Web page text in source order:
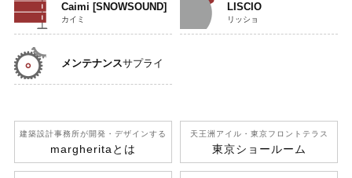
Caimi [SNOWSOUND]
カイミ
LISCIO
リッショ
メンテナンスサプライ
建築設計事務所が開発 ・デザインする
margherita とは
天王洲アイル ・東京フロントテラス
東京ショールーム